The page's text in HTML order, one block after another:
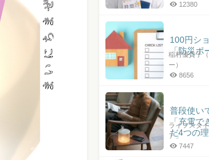
12380
100円シ
「防災ポ
稲村優貴子
ー）
8656
普段使い
「充電で
だ4つの
ライフスタ
ア」
7447